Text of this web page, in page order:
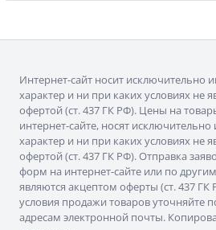
Интернет-сайт носит
характер и ни при каких условиях не
офертой (ст. 437 ГК РФ). Цены на
интернет-сайте, носят
характер и ни при каких условиях не
офертой (ст. 437 ГК РФ). Отправка
форм на интернет-сайте или по
являются акцептом оферты (ст. 437
условия продажи товаров уточняйте
адресам электронной почты.